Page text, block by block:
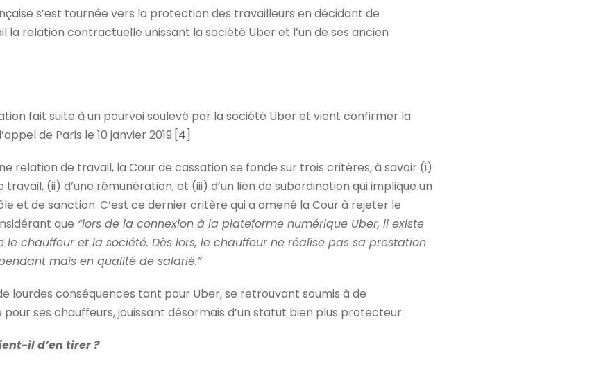
s’est tournée vers la protection des travailleurs en décidant de
relation contractuelle unissant la société Uber et l’un de ses ancien
fait suite à un pourvoi soulevé par la société Uber et vient confirmer la
de Paris le 10 janvier 2019.[4]
relation de travail, la Cour de cassation se fonde sur trois critères, à savoir (i)
travail, (ii) d’une rémunération, et (iii) d’un lien de subordination qui implique un
et de sanction. C’est ce dernier critère qui a amené la Cour à rejeter le
que “lors de la connexion à la plateforme numérique Uber, il existe
chauffeur et la société. Dès lors, le chauffeur ne réalise pas sa prestation
mais en qualité de salarié.”
lourdes conséquences tant pour Uber, se retrouvant soumis à de
pour ses chauffeurs, jouissant désormais d’un statut bien plus protecteur.
il d’en tirer ?